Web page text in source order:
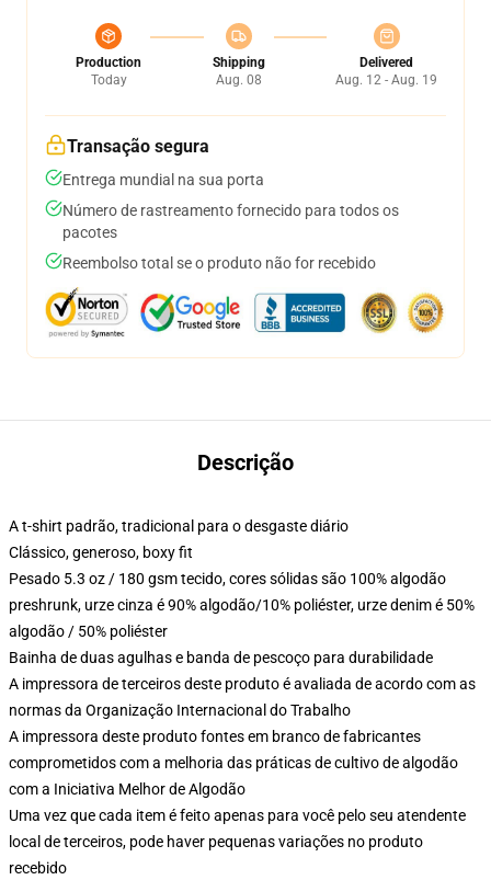
Production
Today
Shipping
Aug. 08
Delivered
Aug. 12 - Aug. 19
Transação segura
Entrega mundial na sua porta
Número de rastreamento fornecido para todos os
pacotes
Reembolso total se o produto não for recebido
Descrição
A t-shirt padrão, tradicional para o desgaste diário
Clássico, generoso, boxy fit
Pesado 5.3 oz / 180 gsm tecido, cores sólidas são 100% algodão
preshrunk, urze cinza é 90% algodão/10% poliéster, urze denim é 50%
algodão / 50% poliéster
Bainha de duas agulhas e banda de pescoço para durabilidade
A impressora de terceiros deste produto é avaliada de acordo com as
normas da Organização Internacional do Trabalho
A impressora deste produto fontes em branco de fabricantes
comprometidos com a melhoria das práticas de cultivo de algodão
com a Iniciativa Melhor de Algodão
Uma vez que cada item é feito apenas para você pelo seu atendente
local de terceiros, pode haver pequenas variações no produto
recebido